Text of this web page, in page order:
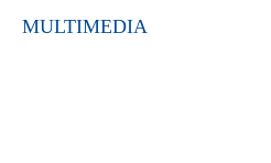
MULTIMEDIA